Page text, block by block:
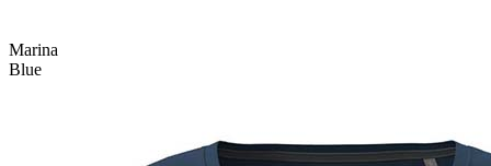
Marina
Blue